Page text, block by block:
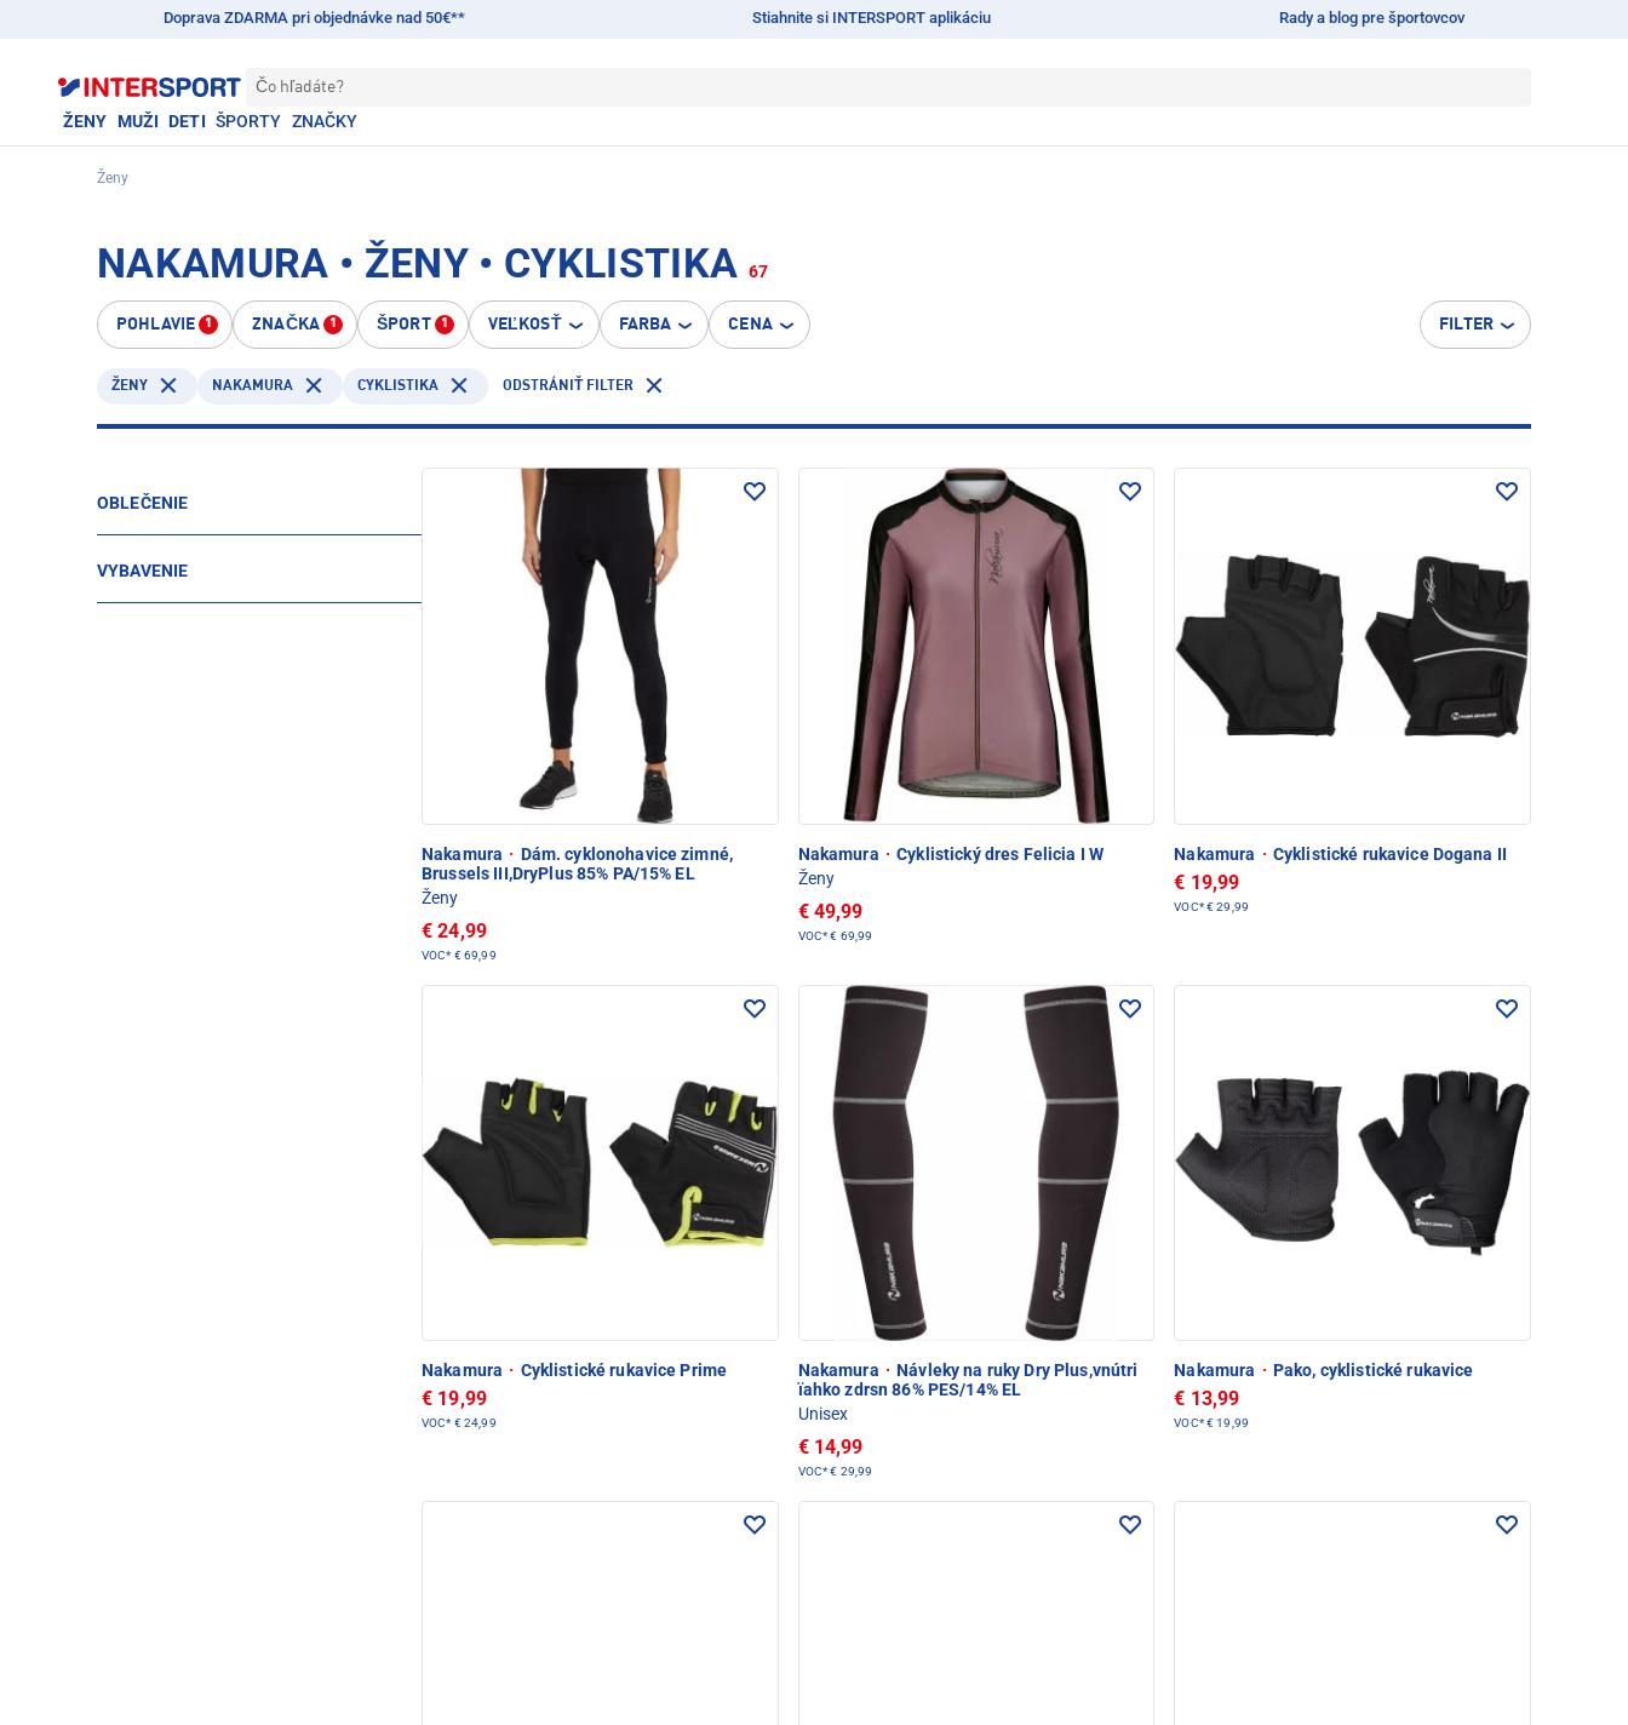
Doprava ZDARMA pri objednávke nad 50€** Stiahnite si INTERSPORT aplikáciu Rady a blog pre športovcov
Čo hľadáte?
ŽENY MUŽI DETI ŠPORTY ZNAČKY
Ženy
NAKAMURA • ŽENY • CYKLISTIKA 67
POHLAVIE 1 ZNAČKA 1 ŠPORT 1 VEĽKOSŤ FARBA CENA FILTER
ŽENY NAKAMURA CYKLISTIKA ODSTRÁNIŤ FILTER
OBLEČENIE
VYBAVENIE
Nakamura · Dám. cyklonohavice zimné,
Brussels III,DryPlus 85% PA/15% EL
Ženy
€ 24,99
VOC* € 69,99
Nakamura · Cyklistický dres Felicia I W
Ženy
€ 49,99
VOC*€ 69,99
Nakamura · Cyklistické rukavice Dogana II
€ 19,99
VOC*€ 29,99
Nakamura · Cyklistické rukavice Prime
€ 19,99
VOC* € 24,99
Nakamura · Návleky na ruky Dry Plus,vnútri
ïahko zdrsn 86% PES/14% EL
Unisex
€ 14,99
VOC*€ 29,99
Nakamura · Pako, cyklistické rukavice
€ 13,99
VOC*€ 19,99